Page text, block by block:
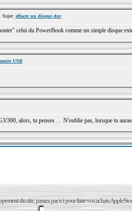
effacer un disque dur
celui du PowerBook comme un simple disque
USB
300, alors, tu penses … N'oublie pas, lorsque tu
du site, passez par ici pour faire vos achats